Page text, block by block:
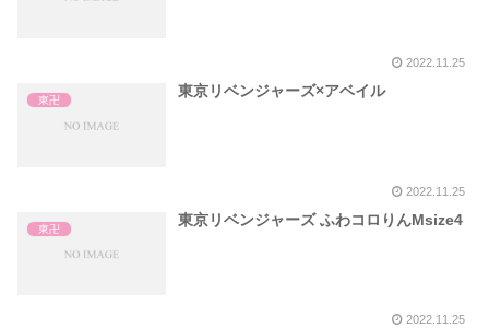
2022.11.25
東卍
東京リベンジャーズ×アベイル
2022.11.25
東卍
東京リベンジャーズ ふわコロりんMsize4
2022.11.25